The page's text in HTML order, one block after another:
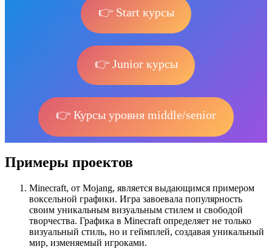
👉 Start курсы
👉 Junior курсы
👉 Курсы уровня middle/senior
Примеры проектов
Minecraft, от Mojang, является выдающимся примером
воксельной графики. Игра завоевала популярность
своим уникальным визуальным стилем и свободой
творчества. Графика в Minecraft определяет не только
визуальный стиль, но и геймплей, создавая уникальный
мир, изменяемый игроками.